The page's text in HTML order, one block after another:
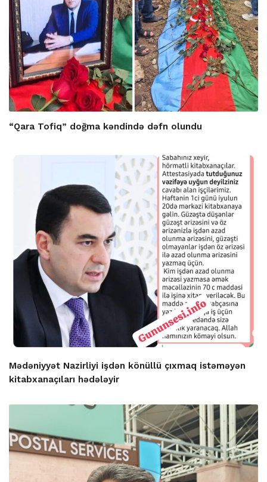
“Qara Tofiq” doğma kəndində dəfn olundu
Mədəniyyət Nazirliyi işdən könüllü çıxmaq istəməyən
kitabxanaçıları hədələyir